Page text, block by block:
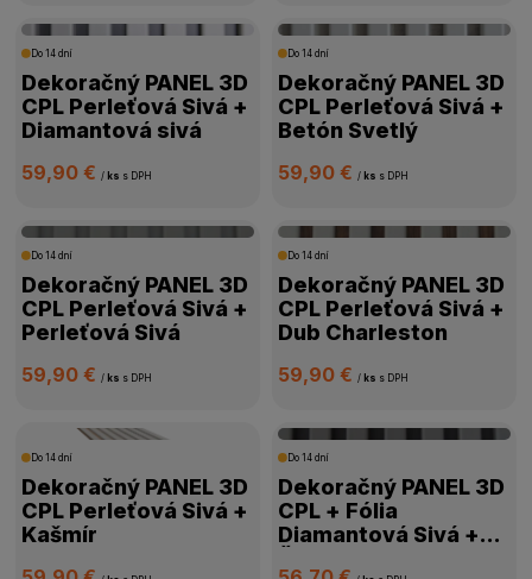
Do 14 dní
Dekoračný PANEL 3D
CPL Perleťová Sivá +
Diamantová sivá
59,90 €/ ks s DPH
Do 14 dní
Dekoračný PANEL 3D
CPL Perleťová Sivá +
Betón Svetlý
59,90 € / ks s DPH
Do 14 dní
Dekoračný PANEL 3D
CPL Perleťová Sivá +
Perleťová Sivá
59,90 €/ ks s DPH
Do 14 dní
Dekoračný PANEL 3D
CPL Perleťová Sivá +
Dub Charleston
59,90 € / ks s DPH
Do 14 dní
Dekoračný PANEL 3D
CPL Perleťová Sivá +
Kašmír
Do 14 dní
Dekoračný PANEL 3D
CPL + Fólia
Diamantová Sivá +